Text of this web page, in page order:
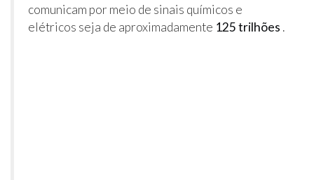
comunicam por meio de sinais químicos e
elétricos seja de aproximadamente 125 trilhões .